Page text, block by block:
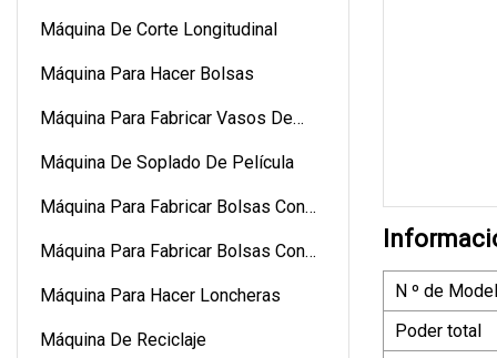
Máquina De Corte Longitudinal
Máquina Para Hacer Bolsas
Máquina Para Fabricar Vasos De
Máquina De Soplado De Película
Máquina Para Fabricar Bolsas Con
Máquina Para Fabricar Bolsas Con
Máquina Para Hacer Loncheras
Máquina De Reciclaje
N º de
Poder total